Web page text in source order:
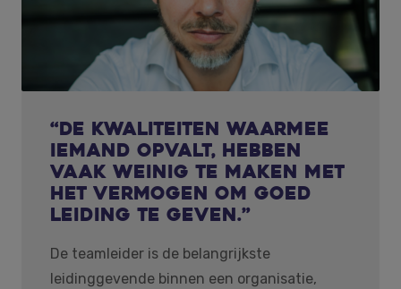
“De kwaliteiten waarmee
iemand opvalt, hebben
vaak weinig te maken met
het vermogen om goed
leiding te geven.”
De teamleider is de belangrijkste
leidinggevende binnen een organisatie,